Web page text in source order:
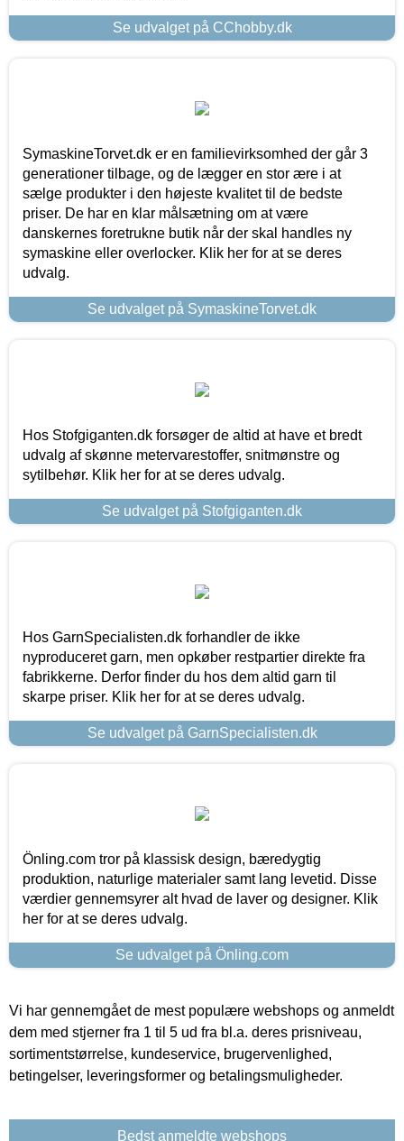
Se udvalget på CChobby.dk
SymaskineTorvet.dk er en familievirksomhed der går 3
generationer tilbage, og de lægger en stor ære i at
sælge produkter i den højeste kvalitet til de bedste
priser. De har en klar målsætning om at være
danskernes foretrukne butik når der skal handles ny
symaskine eller overlocker. Klik her for at se deres
udvalg.
Se udvalget på SymaskineTorvet.dk
Hos Stofgiganten.dk forsøger de altid at have et bredt
udvalg af skønne metervarestoffer, snitmønstre og
sytilbehør. Klik her for at se deres udvalg.
Se udvalget på Stofgiganten.dk
Hos GarnSpecialisten.dk forhandler de ikke
nyproduceret garn, men opkøber restpartier direkte fra
fabrikkerne. Derfor finder du hos dem altid garn til
skarpe priser. Klik her for at se deres udvalg.
Se udvalget på GarnSpecialisten.dk
Önling.com tror på klassisk design, bæredygtig
produktion, naturlige materialer samt lang levetid. Disse
værdier gennemsyrer alt hvad de laver og designer. Klik
her for at se deres udvalg.
Se udvalget på Önling.com
Vi har gennemgået de mest populære webshops og anmeldt
dem med stjerner fra 1 til 5 ud fra bl.a. deres prisniveau,
sortimentstørrelse, kundeservice, brugervenlighed,
betingelser, leveringsformer og betalingsmuligheder.
Bedst anmeldte webshops